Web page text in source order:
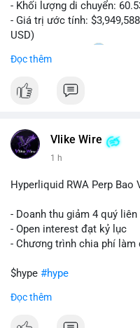
- Khối lượng di chuyển:
- Giá trị ước tính:
USD)
- Thời gian: 15:20
Nhận định phân tích:
Khối lượng 60.5 BTC trị
thanh khoản trước khi đẩy
sàn tập trung, áp lực bán
củng cố niềm tin cho xu
Lời khuyên:
Nhà đầu tư nên theo dõi
Nếu BTC được nạp thêm
nắm giữ vị thế hiện tại.
#60btc #dongtiencavoi
Đọc thêm
Vlike Wire
1 h
Hyperliquid RWA Perp Bao
- Doanh thu giảm 4 quý
- Open interest đạt kỷ lục
- Chương trình chia phí
$hype #hype
#vlikevn
Đọc thêm